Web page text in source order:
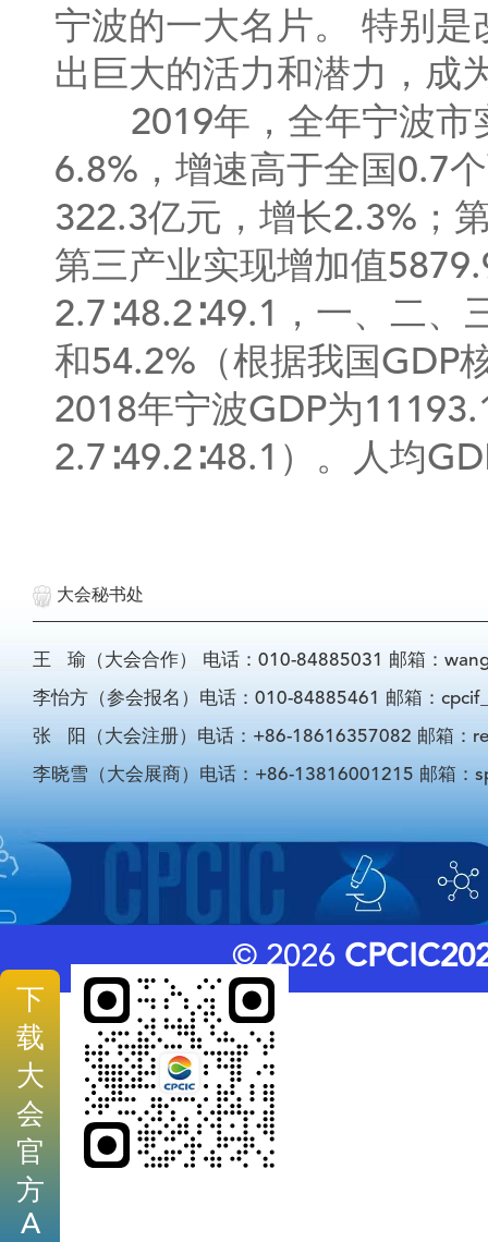
下
载
大
会
官
方
A
宁波的一大名片。 特别
出巨大的活力和潜力，成
2019年，全年宁波市
6.8%，增速高于全国0.7
322.3亿元，增长2.3%；
第三产业实现增加值
2.7∶48.2∶49.1，一、二
和54.2%（根据我国GDP
2018年宁波GDP为
2.7∶49.2∶48.1）。人均
大会秘书处
王 瑜（大会合作） 电话：010-84885031 邮箱：
李怡方（参会报名）电话：010-84885461 邮箱：
张 阳（大会注册）电话：+86-18616357082 邮箱：
李晓雪（大会展商）电话：+86-13816001215 邮箱：
© 2026